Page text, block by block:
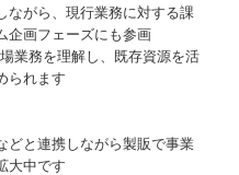
ながら、現行業務に対する課
企画フェーズにも参画
業務を理解し、既存資源を活
られます
どと連携しながら製販で事業
大中です